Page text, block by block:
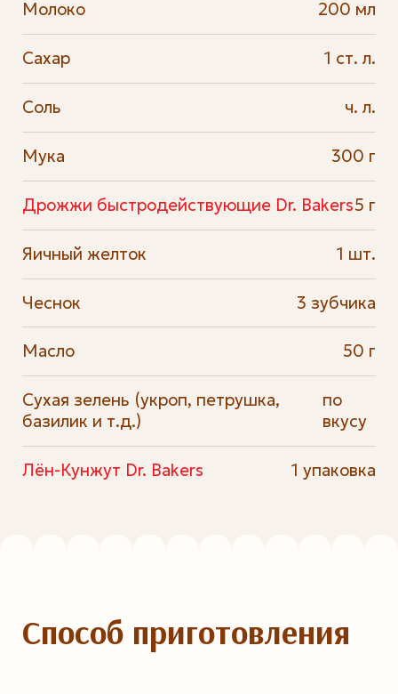
Молоко 200 мл
Сахар 1 ст. л.
Соль ч. л.
Мука 300 г
Дрожжи быстродействующие Dr. Bakers5 г
Яичный желток 1 шт.
Чеснок 3 зубчика
Масло 50 г
Сухая зелень (укроп, петрушка,
базилик и т.д.)
по
вкусу
Лён-Кунжут Dr. Bakers 1 упаковка
Способ приготовления